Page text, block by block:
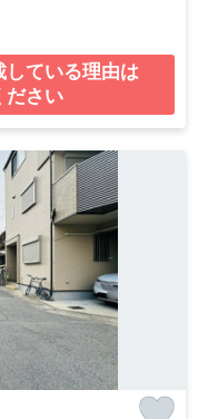
している理由は
ださい